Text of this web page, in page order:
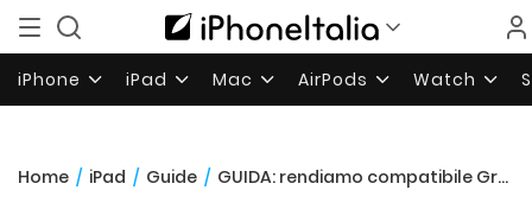
iPhone iPad Mac AirPods Watch
Home / iPad / Guide / GUIDA: rendiamo compatibile Greenpois0n RC5 con Mac OS X Leopard